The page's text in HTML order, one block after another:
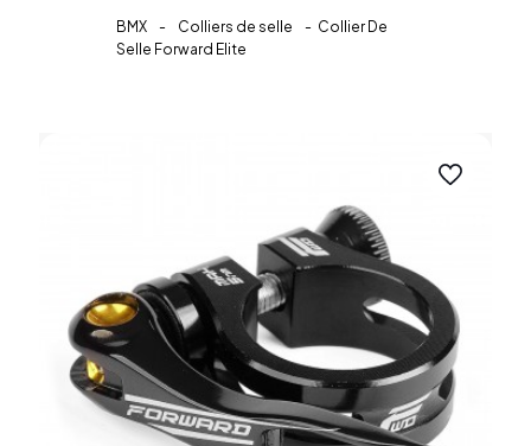
BMX - Colliers de selle - Collier De
Selle Forward Elite